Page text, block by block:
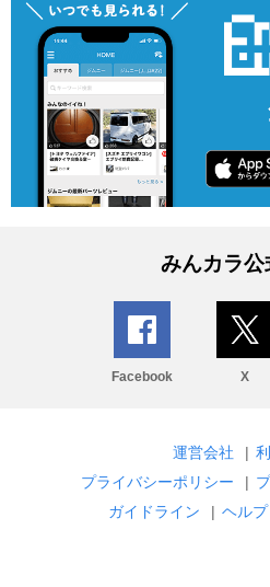
みんカラ公
Facebook X
運営会社 |
プライバシーポリシー
|
ガイドライン
| ヘルプ